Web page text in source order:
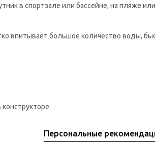
в спортзале или бассейне, на пляже
впитывает большое количество воды,
Персональные